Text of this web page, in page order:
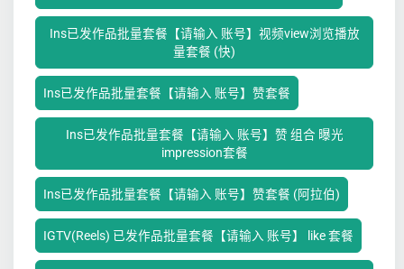
Ins已发作品批量套餐【请输入 账号】视频view浏览播放
量套餐 (快)
Ins已发作品批量套餐【请输入 账号】赞套餐
Ins已发作品批量套餐【请输入 账号】赞 组合 曝光
impression套餐
Ins已发作品批量套餐【请输入 账号】赞套餐 (阿拉伯)
IGTV(Reels) 已发作品批量套餐【请输入 账号】 like 套餐